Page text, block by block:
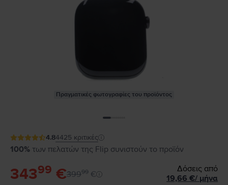
Πραγματικές φωτογραφίες του προϊόντος
4.84425 κριτικές
100% των πελατών της Flip συνιστούν το προϊόν
34399 €39999 €
Δόσεις από
19,66 €/ μήνα